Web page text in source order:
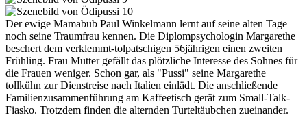
Der ewige Mamabub Paul Winkelmann lernt auf seine alten Tage
noch seine Traumfrau kennen. Die Diplompsychologin Margarethe
beschert dem verklemmt-tolpatschigen 56jährigen einen zweiten
Frühling. Frau Mutter gefällt das plötzliche Interesse des Sohnes für
die Frauen weniger. Schon gar, als "Pussi" seine Margarethe
tollkühn zur Dienstreise nach Italien einlädt. Die anschließende
Familienzusammenführung am Kaffeetisch gerät zum Small-Talk-
Fiasko. Trotzdem finden die alternden Turteltäubchen zueinander.